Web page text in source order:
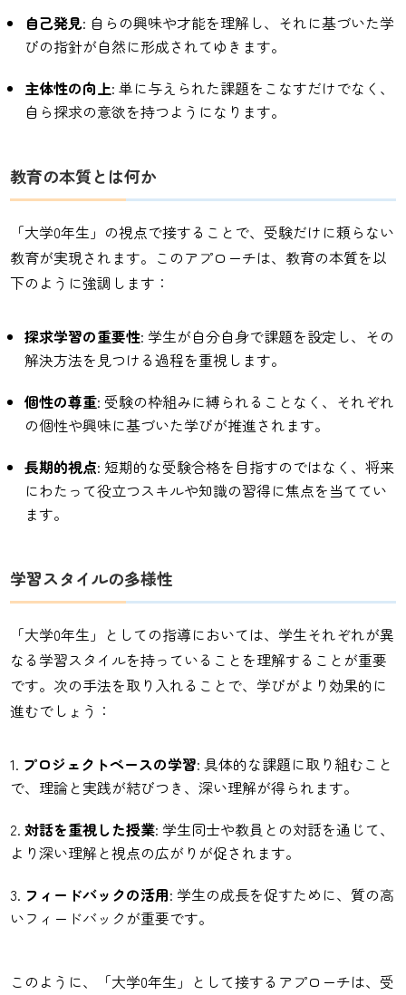
自己発見: 自らの興味や才能を理解し、それに基づいた学
びの指針が自然に形成されてゆきます。
主体性の向上: 単に与えられた課題をこなすだけでなく、
自ら探求の意欲を持つようになります。
教育の本質とは何か
「大学0年生」の視点で接することで、受験だけに頼らない
教育が実現されます。このアプローチは、教育の本質を以
下のように強調します：
探求学習の重要性: 学生が自分自身で課題を設定し、その
解決方法を見つける過程を重視します。
個性の尊重: 受験の枠組みに縛られることなく、それぞれ
の個性や興味に基づいた学びが推進されます。
長期的視点: 短期的な受験合格を目指すのではなく、将来
にわたって役立つスキルや知識の習得に焦点を当ててい
ます。
学習スタイルの多様性
「大学0年生」としての指導においては、学生それぞれが異
なる学習スタイルを持っていることを理解することが重要
です。次の手法を取り入れることで、学びがより効果的に
進むでしょう：
プロジェクトベースの学習: 具体的な課題に取り組むこと
で、理論と実践が結びつき、深い理解が得られます。
対話を重視した授業: 学生同士や教員との対話を通じて、
より深い理解と視点の広がりが促されます。
フィードバックの活用: 学生の成長を促すために、質の高
いフィードバックが重要です。
このように、「大学0年生」として接するアプローチは、受